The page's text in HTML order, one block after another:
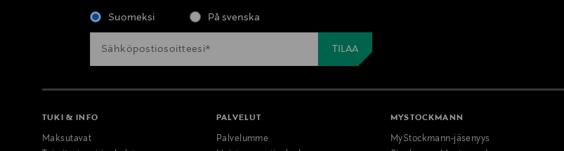
Suomeksi På svenska
TUKI & INFO
Maksutavat
PALVELUT
Palvelumme
MYSTOCKMANN
MyStockmann-jäsenyys